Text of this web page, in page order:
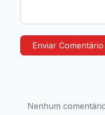
Enviar Comentário
Nenhum